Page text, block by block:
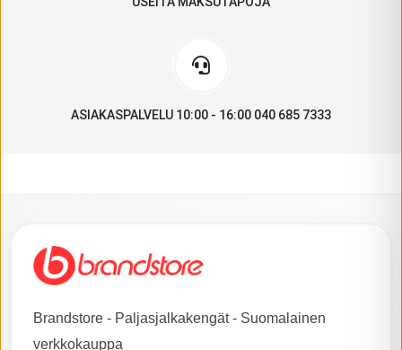
ASIAKASPALVELU 10:00 - 16:00 040 685 7333
Brandstore - Paljasjalkakengät - Suomalainen
verkkokauppa